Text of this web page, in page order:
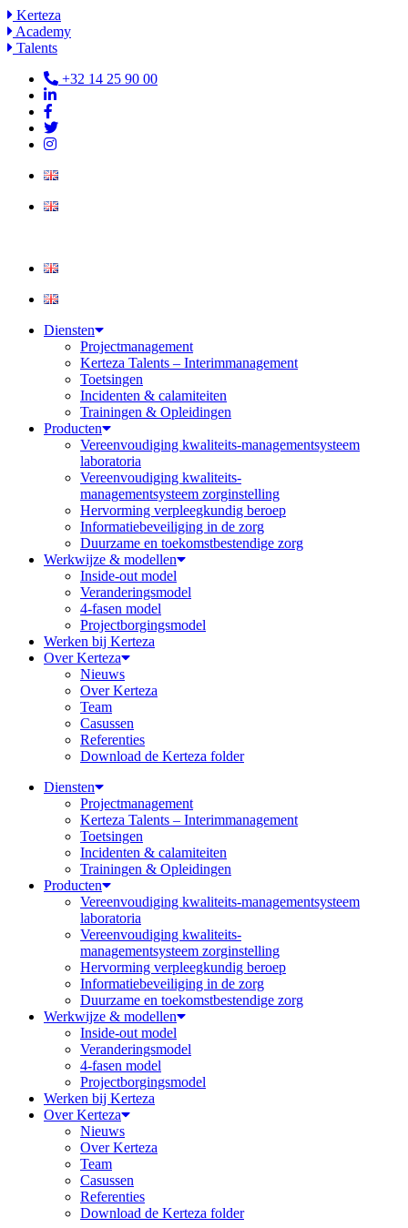
Ga
naar
de
Kerteza
Academy
Talents
+32 14 25 90 00
Diensten
Projectmanagement
Kerteza Talents – Interimmanagement
Toetsingen
Incidenten & calamiteiten
Trainingen & Opleidingen
Producten
Vereenvoudiging kwaliteits-managementsysteem
laboratoria
Vereenvoudiging kwaliteits-
managementsysteem zorginstelling
Hervorming verpleegkundig beroep
Informatiebeveiliging in de zorg
Duurzame en toekomstbestendige zorg
Werkwijze & modellen
Inside-out model
Veranderingsmodel
4-fasen model
Projectborgingsmodel
Werken bij Kerteza
Over Kerteza
Nieuws
Over Kerteza
Team
Casussen
Referenties
Download de Kerteza folder
Diensten
Projectmanagement
Kerteza Talents – Interimmanagement
Toetsingen
Incidenten & calamiteiten
Trainingen & Opleidingen
Producten
Vereenvoudiging kwaliteits-managementsysteem
laboratoria
Vereenvoudiging kwaliteits-
managementsysteem zorginstelling
Hervorming verpleegkundig beroep
Informatiebeveiliging in de zorg
Duurzame en toekomstbestendige zorg
Werkwijze & modellen
Inside-out model
Veranderingsmodel
4-fasen model
Projectborgingsmodel
Werken bij Kerteza
Over Kerteza
Nieuws
Over Kerteza
Team
Casussen
Referenties
Download de Kerteza folder